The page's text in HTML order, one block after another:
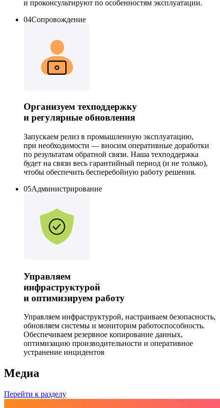
и проконсультируют по особенностям эксплуатации.
04Сопровождение
Организуем техподдержку
и регулярные обновления
Запускаем релиз в промышленную эксплуатацию,
при необходимости — вносим оперативные доработки
по результатам обратной связи. Наша техподдержка
будет на связи весь гарантийный период (и не только),
чтобы обеспечить бесперебойную работу решения.
05Администрирование
Управляем
инфраструктурой
и оптимизируем работу
Управляем инфраструктурой, настраиваем безопасность,
обновляем системы и мониторим работоспособность.
Обеспечиваем резервное копирование данных,
оптимизацию производительности и оперативное
устранение инцидентов
Медиа
Перейти к разделу